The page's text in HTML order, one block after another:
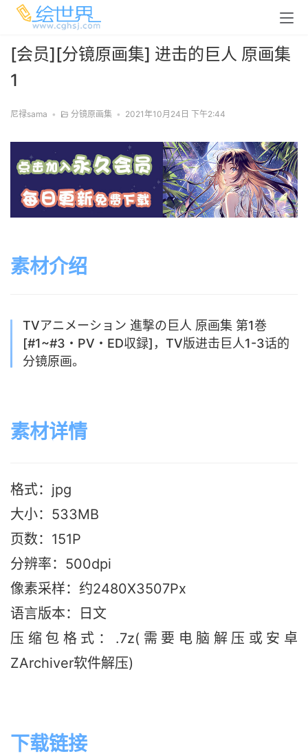
[会员][分镜原画集] 进击的巨人 原画集
1
尼禄sama • 分镜原画集 • 2021年10月24日 下午2:44
素材介绍
TVアニメーション 進撃の巨人 原画集 第1巻
[#1~#3・PV・ED収録]，TV版进击巨人1-3话的
分镜原画。
素材详情
格式：jpg
大小：533MB
页数：151P
分辨率：500dpi
像素采样：约2480X3507Px
语言版本：日文
压缩包格式：.7z(需要电脑解压或安卓
ZArchiver软件解压)
下载链接